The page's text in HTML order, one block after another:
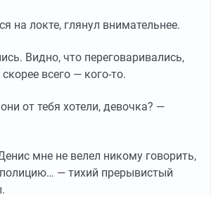
на локте, глянул внимательнее.
Видно, что переговаривались,
всего — кого-то.
от тебя хотели, девочка? —
мне не велел никому говорить,
— тихий прерывистый